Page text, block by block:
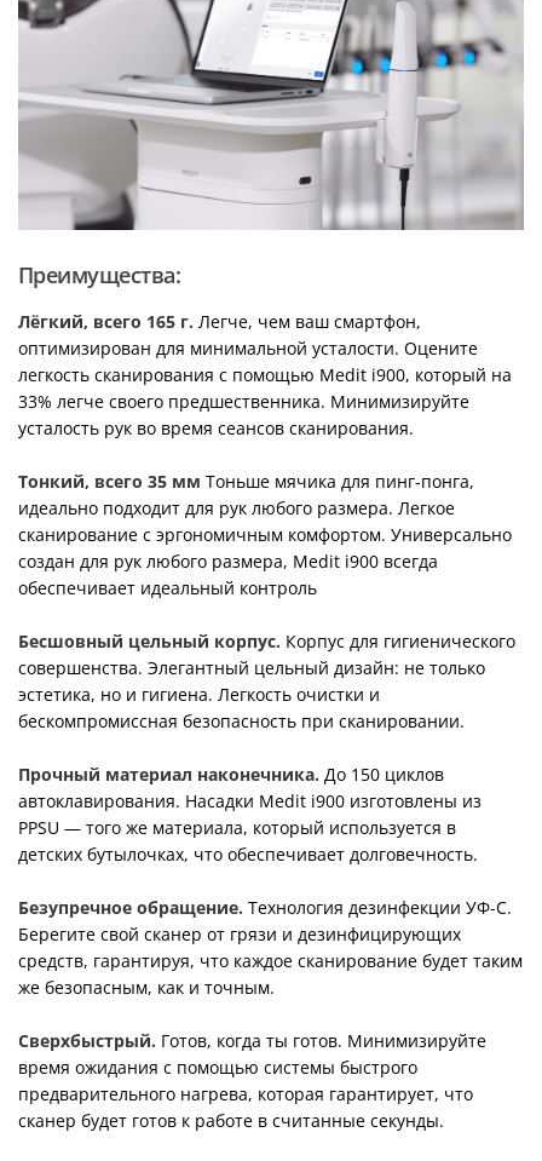
Преимущества:
Лёгкий, всего 165 г. Легче, чем ваш смартфон,
оптимизирован для минимальной усталости. Оцените
легкость сканирования с помощью Medit i900, который на
33% легче своего предшественника. Минимизируйте
усталость рук во время сеансов сканирования.
Тонкий, всего 35 мм Тоньше мячика для пинг-понга,
идеально подходит для рук любого размера. Легкое
сканирование с эргономичным комфортом. Универсально
создан для рук любого размера, Medit i900 всегда
обеспечивает идеальный контроль
Бесшовный цельный корпус. Корпус для гигиенического
совершенства. Элегантный цельный дизайн: не только
эстетика, но и гигиена. Легкость очистки и
бескомпромиссная безопасность при сканировании.
Прочный материал наконечника. До 150 циклов
автоклавирования. Насадки Medit i900 изготовлены из
PPSU — того же материала, который используется в
детских бутылочках, что обеспечивает долговечность.
Безупречное обращение. Технология дезинфекции УФ-С.
Берегите свой сканер от грязи и дезинфицирующих
средств, гарантируя, что каждое сканирование будет таким
же безопасным, как и точным.
Сверхбыстрый. Готов, когда ты готов. Минимизируйте
время ожидания с помощью системы быстрого
предварительного нагрева, которая гарантирует, что
сканер будет готов к работе в считанные секунды.